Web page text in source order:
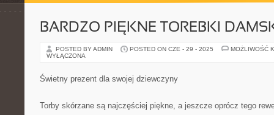
BARDZO PIĘKNE TOREBKI
POSTED BY ADMIN POSTED ON CZE - 29 - 2025
MOŻLIWOŚĆ
WYŁĄCZONA
Świetny prezent dla swojej dziewczyny
Torby skórzane są najczęściej piękne, a jeszcze oprócz tego